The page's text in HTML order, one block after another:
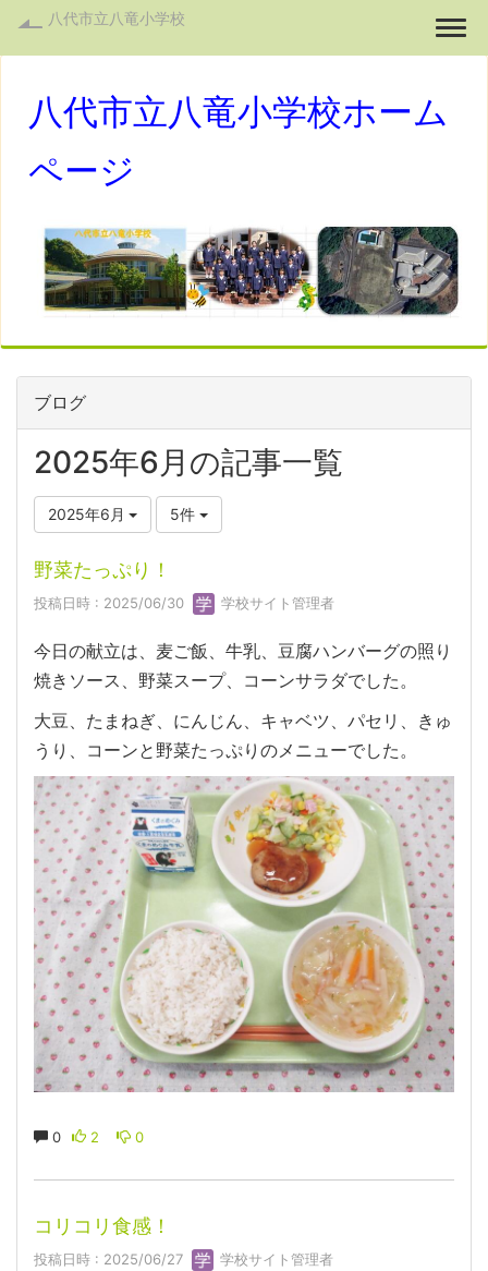
八代市立八竜小学校
八代市立八竜小学校ホーム
ページ
ブログ
2025年6月の記事一覧
2025年6月 5件
野菜たっぷり！
投稿日時 : 2025/06/30 学校サイト管理者
今日の献立は、麦ご飯、牛乳、豆腐ハンバーグの照り
焼きソース、野菜スープ、コーンサラダでした。
大豆、たまねぎ、にんじん、キャベツ、パセリ、きゅ
うり、コーンと野菜たっぷりのメニューでした。
0 2 0
コリコリ食感！
投稿日時 : 2025/06/27 学校サイト管理者